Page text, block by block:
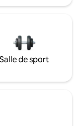
Salle de sport